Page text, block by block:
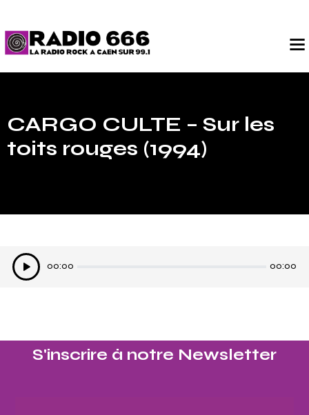
CARGO CULTE – Sur les
toits rouges (1994)
Lecteur
audio
00:00 00:00
S'inscrire à notre Newsletter​